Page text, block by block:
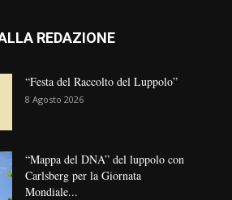
REDAZIONE
“Festa del Raccolto del Luppolo”
8 Agosto 2026
“Mappa del DNA” del luppolo con
Carlsberg per la Giornata
Mondiale...